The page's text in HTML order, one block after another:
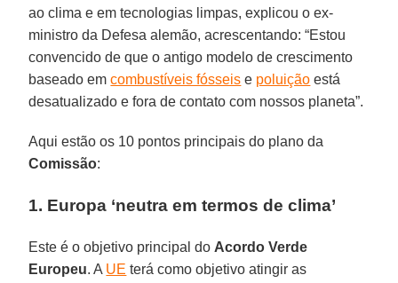
ao clima e em tecnologias limpas, explicou o ex-
ministro da Defesa alemão, acrescentando: “Estou
convencido de que o antigo modelo de crescimento
baseado emcombustíveis fósseis e poluição está
desatualizado e fora de contato com nossos planeta”.
Aqui estão os 10 pontos principais do plano da
Comissão:
1. Europa ‘neutra em termos de clima’
Este é o objetivo principal do Acordo Verde
Europeu. A UE terá como objetivo atingir as